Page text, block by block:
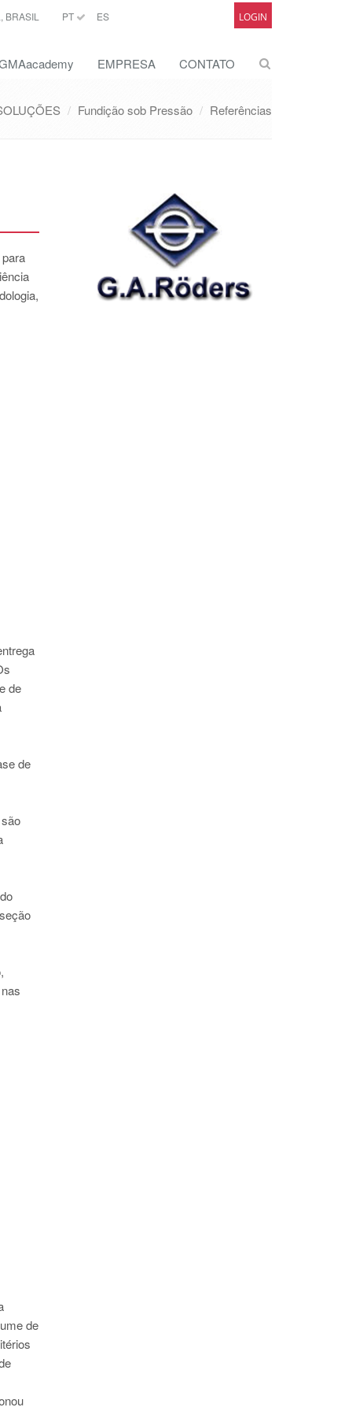
BRASIL PT ES LOGIN
EMPRESA CONTATO
Fundição sob Pressão Referências
de
de
de